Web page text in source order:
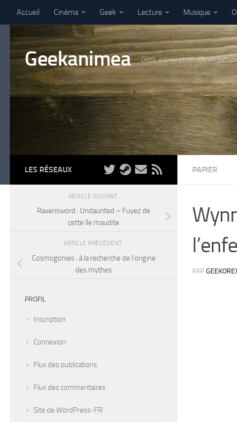
Skip to content
Accueil Cinéma Geek Lecture Musique
Geekanimea Geek, otaku et no-life en
PAPIER
PAR
LES RÉSEAUX
ARTICLE SUIVANT
Ravensword : Undaunted – Fuyez de
cette île maudite
ARTICLE PRÉCÉDENT
Cosmogonies : à la recherche de l’origine
des mythes
PROFIL
Inscription
Connexion
Flux des publications
Flux des commentaires
Site de WordPress-FR